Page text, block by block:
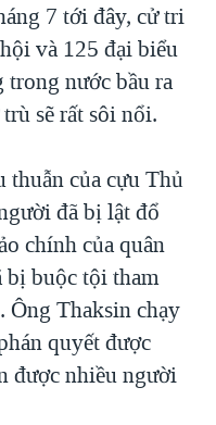
7 tới đây, cử tri
và 125 đại biểu
trong nước bầu ra
sẽ rất sôi nổi.
thuẫn của cựu Thủ
đã bị lật đổ
chính của quân
bị buộc tội tham
Ông Thaksin chạy
quyết được
được nhiều người